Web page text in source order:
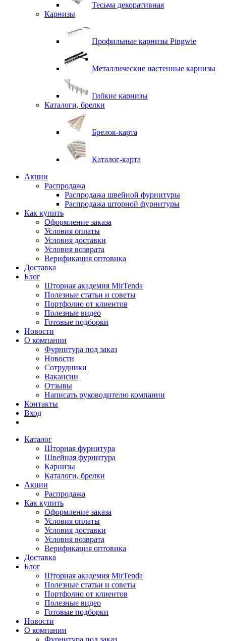
Тесьма декоративная
Карнизы
Профильные карнизы Pingwie
Металлические настенные карнизы
Гибкие карнизы
Каталоги, брелки
Брелок-карта
Каталог-карта
Акции
Распродажа
Распродажа швейной фурнитуры
Распродажа шторной фурнитуры
Как купить
Оформление заказа
Условия оплаты
Условия доставки
Условия возврата
Верификация оптовика
Доставка
Блог
Шторная академия MirTenda
Полезные статьи и советы
Портфолио от клиентов
Полезные видео
Готовые подборки
Новости
О компании
Фурнитура под заказ
Новости
Сотрудники
Вакансии
Отзывы
Написать руководителю компании
Контакты
Вход
Каталог
Шторная фурнитура
Швейная фурнитура
Карнизы
Каталоги, брелки
Акции
Распродажа
Как купить
Оформление заказа
Условия оплаты
Условия доставки
Условия возврата
Верификация оптовика
Доставка
Блог
Шторная академия MirTenda
Полезные статьи и советы
Портфолио от клиентов
Полезные видео
Готовые подборки
Новости
О компании
Фурнитура под заказ